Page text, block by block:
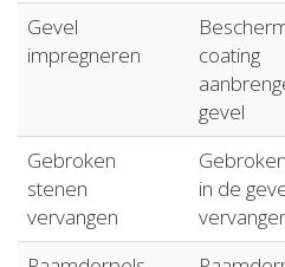
Gevel
impregneren
coating
gevel
Gebroken
stenen
vervangen
in de